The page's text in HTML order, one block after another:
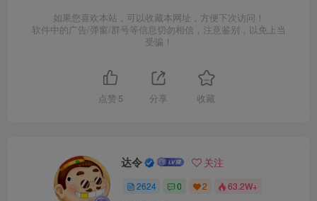
如果您喜欢本站，可以收藏本网址，方便下次访问！
软件中的广告/弹窗/群号等信息切勿相信，注意鉴别，以免上当
受骗！
点赞 5 分享 收藏
达令 关注
2624 0 2 63.2W+